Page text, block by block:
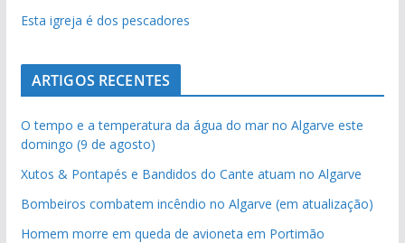
Esta igreja é dos pescadores
ARTIGOS RECENTES
O tempo e a temperatura da água do mar no Algarve este
domingo (9 de agosto)
Xutos & Pontapés e Bandidos do Cante atuam no Algarve
Bombeiros combatem incêndio no Algarve (em atualização)
Homem morre em queda de avioneta em Portimão